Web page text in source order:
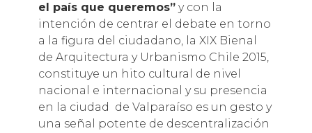
el país que queremos”y con la
intención de centrar el debate en torno
a la figura del ciudadano, la XIX Bienal
de Arquitectura y Urbanismo Chile 2015,
constituye un hito cultural de nivel
nacional e internacional y su presencia
en la ciudad de Valparaíso es un gesto y
una señal potente de descentralización